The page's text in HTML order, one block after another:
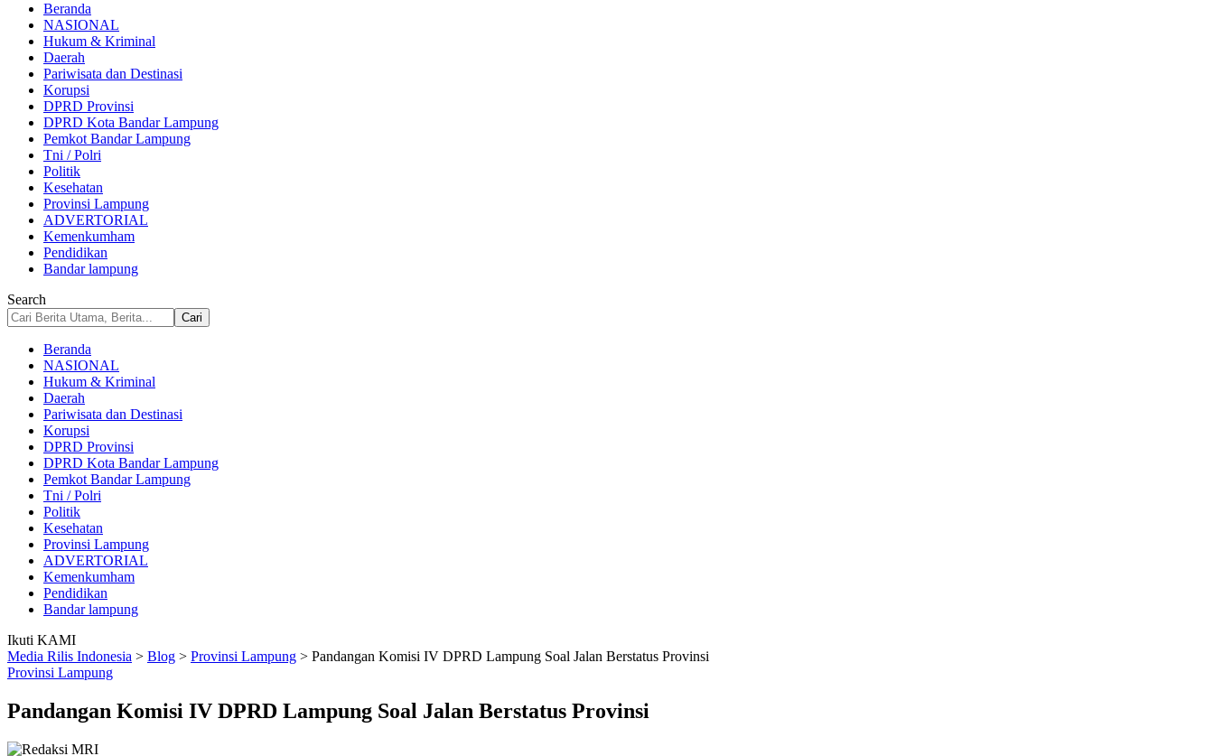
Beranda
NASIONAL
Hukum & Kriminal
Daerah
Pariwisata dan Destinasi
Korupsi
DPRD Provinsi
DPRD Kota Bandar Lampung
Pemkot Bandar Lampung
Tni / Polri
Politik
Kesehatan
Provinsi Lampung
ADVERTORIAL
Kemenkumham
Pendidikan
Bandar lampung
Search
Beranda
NASIONAL
Hukum & Kriminal
Daerah
Pariwisata dan Destinasi
Korupsi
DPRD Provinsi
DPRD Kota Bandar Lampung
Pemkot Bandar Lampung
Tni / Polri
Politik
Kesehatan
Provinsi Lampung
ADVERTORIAL
Kemenkumham
Pendidikan
Bandar lampung
Ikuti KAMI
Media Rilis Indonesia > Blog > Provinsi Lampung > Pandangan Komisi IV DPRD Lampung Soal Jalan Berstatus Provinsi
Provinsi Lampung
Pandangan Komisi IV DPRD Lampung Soal Jalan Berstatus Provinsi